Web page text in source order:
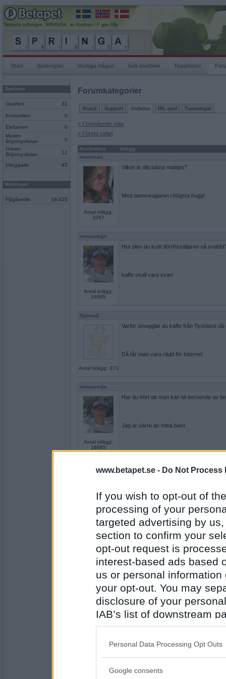
www.betapet.se - Do Not Process
If you wish to opt-out of
processing of your
targeted advertising by
section to confirm your
opt-out request is
interest-based ads based
us or personal
your opt-out. You may
disclosure of your
IAB’s list of downstream
also be disclosed by us
Downstream Participants
Please note that this
Personal Data Processing Opt Outs
Google consents
Senaste rullningen, SPRINGA, av Kiosken i F gav 68p
Start Spelregler Vanliga frågor Sök medlem Topplistor
Spelrum
Giraffen 31
Krokodilen 0
Elefanten
0
Musen
Böjningslistan
0
Grisen
Böjningslistan
12
Inloggade 43
Mobilspel
Pågående 18 425
Forumkategorier
Snack Support Ordlekar IRL-spel Turneringar
« Föregående sida
« Första sidan
Användare
Inlägg
mamman_
Antal inlägg:
1097
Vilket är ditt bästa mattips?
Med dammsugaren i högsta hugg!
remvanrijn
Antal inlägg:
16685
Hur blev du kvitt dörrförsäljaren så
kaffe skall vara svart
Spirou2
Antal inlägg: 371
Varför smugglar du kaffe från Tyskland då
Då får man vara rädd för Internet.
remvanrijn
Antal inlägg:
16685
Har du hört att man kan bli beroende av
Jag är värre än mina barn
Antal inlägg:
1226
Kladdar du med maten?
Nej, det var längesen jag brydde mig om
Antal inlägg:
16685
borstar du dina tänder varje dag?
bäst före datum har passerats för länge
Vill inget hellre